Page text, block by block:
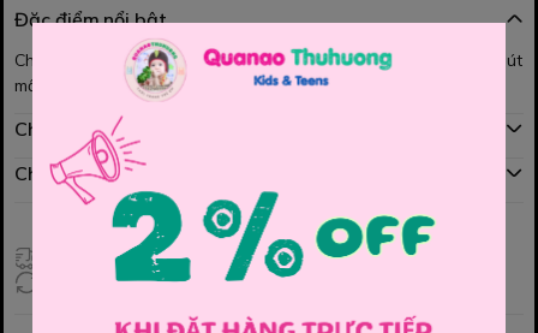
Đặc điểm nổi bật
Chân váy Dupareil xếp ly ,Chât vải mềm nhẹ thoáng mát, thấm hút
mồ hôi, phối cùng áo thun cực xinh các Mom nhé
Chính sách mua hàng
Chính sách đổi hàng
Giao hàng toàn quốc
Đổi hàng 3 ngày (HCM), 7 ngày (Tỉnh)